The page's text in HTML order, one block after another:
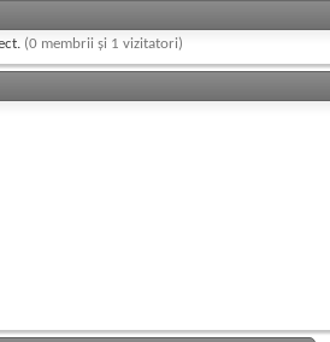
(0 membrii și 1 vizitatori)